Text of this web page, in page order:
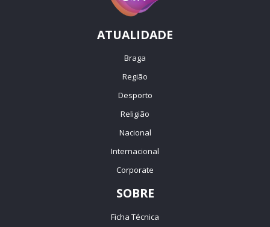
ATUALIDADE
Braga
Região
Desporto
Religião
Nacional
Internacional
Corporate
SOBRE
Ficha Técnica